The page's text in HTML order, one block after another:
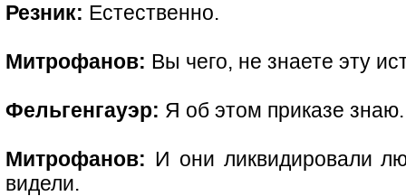
Резник: Естественно.
Митрофанов: Вы чего, не знаете эту
Фельгенгауэр: Я об этом приказе
Митрофанов: И они ликвидировали
видели.